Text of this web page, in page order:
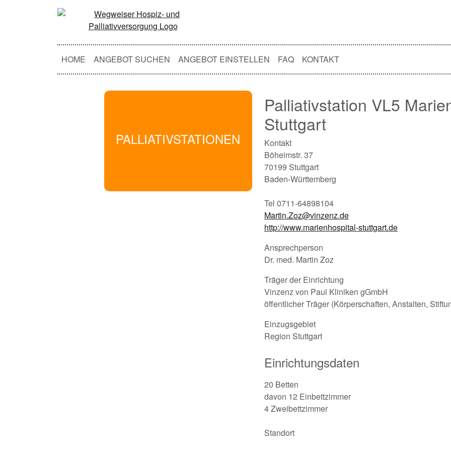
HOME ANGEBOT SUCHEN ANGEBOT EINSTELLEN FAQ KONTAKT
PALLIATIVSTATIONEN
Palliativstation VL5
Stuttgart
Kontakt
Böheimstr. 37
70199 Stuttgart
Baden-Württemberg
Tel 0711-64898104
Martin.Zoz@vinzenz.de
http://www.marienhospital-stuttgart.de
Ansprechperson
Dr. med. Martin Zoz
Träger der Einrichtung
Vinzenz von Paul Kliniken gGmbH
öffentlicher Träger (Körperschaften, Anstalten,
Einzugsgebiet
Region Stuttgart
Einrichtungsdaten
20 Betten
davon 12 Einbettzimmer
4 Zweibettzimmer
Standort